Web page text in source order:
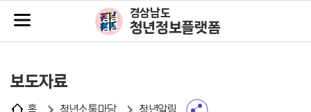
주메뉴바로가기
본문바로가기
경상남도
청년정보플랫폼
보도자료
홈 청년소통마당 청년알림